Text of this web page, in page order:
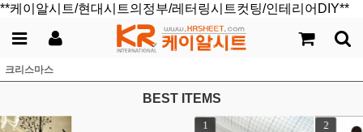
**케이알시트/현대시트의정부/레터링시트컷팅/인테리어DIY**
크리스마스
BEST ITEMS
1 3